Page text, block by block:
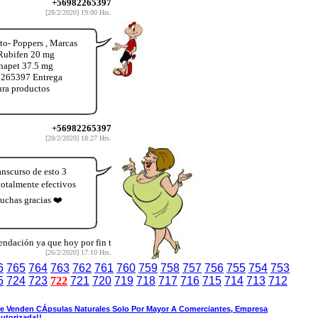
+56982265397
[28/2/2020] 19:00 Hrs.
Poppers , Marcas
20 mg
37.5 mg
Entrega
productos
+56982265397
[28/2/2020] 18:27 Hrs.
de esto 3
efectivos
gracias ❤️
ya que hoy por fin t
[26/2/2020] 17:10 Hrs.
765 764 763 762 761 760 759 758 757 756 755 754 753
724 723 722 721 720 719 718 717 716 715 714 713 712
Venden CÁpsulas Naturales Solo Por Mayor A Comerciantes, Empresa